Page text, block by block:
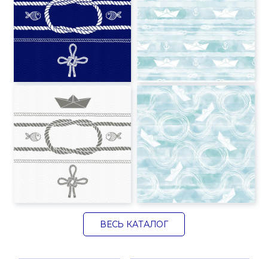
ВЕСЬ КАТАЛОГ